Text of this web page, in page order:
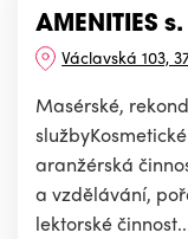
AMENITIES
Václavská 103,
Masérské,
aranžérská
a vzdělávání,
lektorské